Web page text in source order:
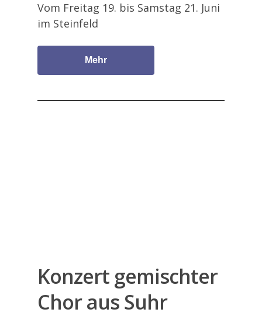
Vom Freitag 19. bis Samstag 21. Juni
im Steinfeld
Mehr
Konzert gemischter
Chor aus Suhr